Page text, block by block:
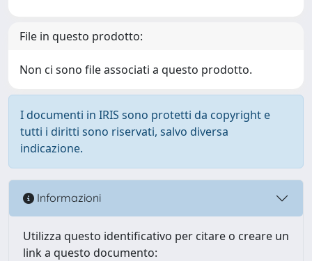
File in questo prodotto:
Non ci sono file associati a questo prodotto.
I documenti in IRIS sono protetti da copyright e
tutti i diritti sono riservati, salvo diversa
indicazione.
Informazioni
Utilizza questo identificativo per citare o creare un
link a questo documento: